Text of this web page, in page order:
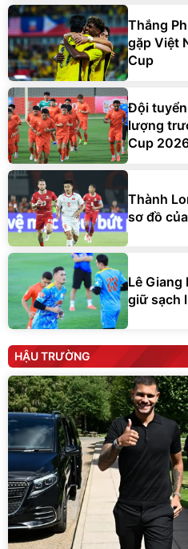
Thắng
gặp Việt
Cup
Đội
lượng
Cup
Thành
sơ đồ
Lê
giữ sạch
HẬU TRƯỜNG